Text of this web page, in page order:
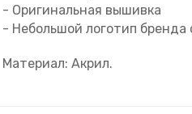
- Оригинальная вышивка
- Небольшой логотип бренда
Материал: Акрил.